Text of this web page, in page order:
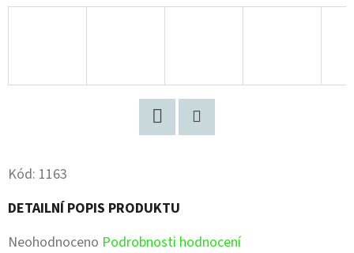
Kód: 1163
DETAILNÍ POPIS PRODUKTU
Průměrné
Neohodnoceno Podrobnosti hodnocení